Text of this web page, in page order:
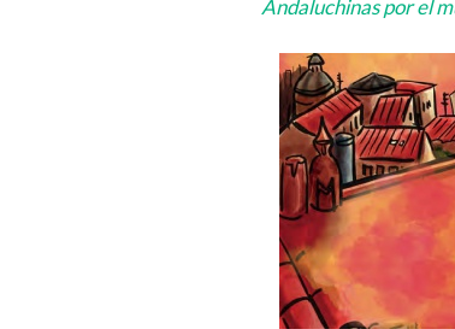
Andaluchinas por el